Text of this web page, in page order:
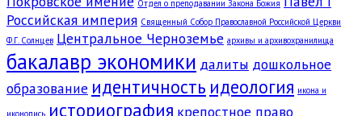
Отдел о преподавании Закона Божия
Российская империя Священный Собор Православной Российской Церкви
Ф.Г. Солнцев Центральное Черноземье архивы и архивохранилища
бакалавр экономики далиты дошкольное
образование идентичность идеология икона и
иконопись историография крепостное право